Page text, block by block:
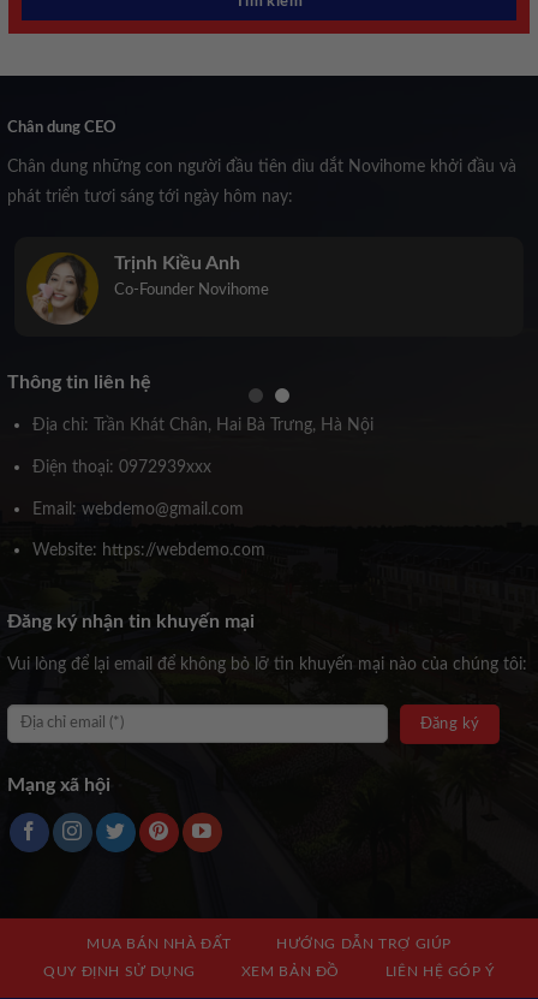
Chân dung CEO
Chân dung những con người đầu tiên dìu dắt Novihome khởi đầu và
phát triển tươi sáng tới ngày hôm nay:
Trịnh Kiều Anh
Co-Founder Novihome
Thông tin liên hệ
Địa chỉ: Trần Khát Chân, Hai Bà Trưng, Hà Nội
Điện thoại: 0972939xxx
Email: webdemo@gmail.com
Website: https://webdemo.com
Đăng ký nhận tin khuyến mại
Vui lòng để lại email để không bỏ lỡ tin khuyến mại nào của chúng tôi:
Mạng xã hội
MUA BÁN NHÀ ĐẤT
HƯỚNG DẪN TRỢ GIÚP
QUY ĐỊNH SỬ DỤNG
XEM BẢN ĐỒ LIÊN HỆ GÓP Ý